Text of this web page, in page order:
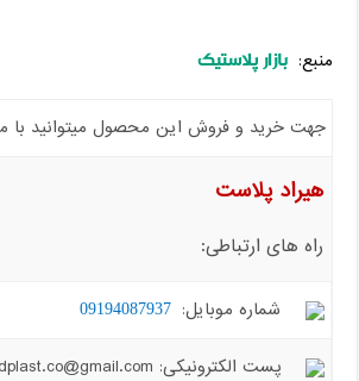
منبع: بازار پلاستیک
جهت خرید و فروش این محصول میتوانید با ما
هیراد پلاست
راه های ارتباطی:
شماره موبایل: 09194087937
پست الکترونیکی: hiradplast.co@gmail.com